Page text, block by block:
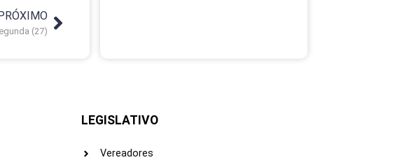
PRÓXIMO
(27)
LEGISLATIVO
Vereadores